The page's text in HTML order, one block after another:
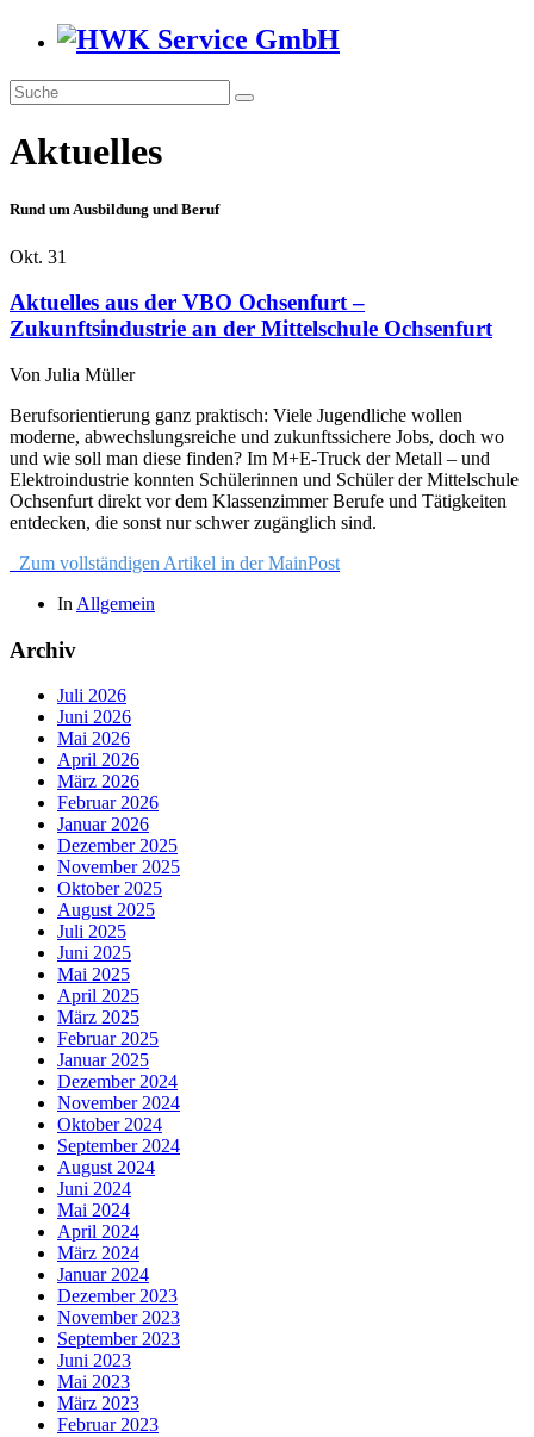
Aktuelles
Rund um Ausbildung und Beruf
Okt. 31
Aktuelles aus der VBO Ochsenfurt –
Zukunftsindustrie an der Mittelschule Ochsenfurt
Von Julia Müller
Berufsorientierung ganz praktisch: Viele Jugendliche wollen
moderne, abwechslungsreiche und zukunftssichere Jobs, doch wo
und wie soll man diese finden? Im M+E-Truck der Metall – und
Elektroindustrie konnten Schülerinnen und Schüler der Mittelschule
Ochsenfurt direkt vor dem Klassenzimmer Berufe und Tätigkeiten
entdecken, die sonst nur schwer zugänglich sind.
Zum vollständigen Artikel in der MainPost
In Allgemein
Archiv
Juli 2026
Juni 2026
Mai 2026
April 2026
März 2026
Februar 2026
Januar 2026
Dezember 2025
November 2025
Oktober 2025
August 2025
Juli 2025
Juni 2025
Mai 2025
April 2025
März 2025
Februar 2025
Januar 2025
Dezember 2024
November 2024
Oktober 2024
September 2024
August 2024
Juni 2024
Mai 2024
April 2024
März 2024
Januar 2024
Dezember 2023
November 2023
September 2023
Juni 2023
Mai 2023
März 2023
Februar 2023